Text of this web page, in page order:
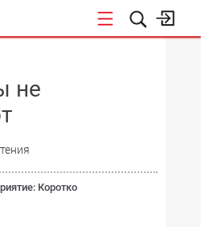
не
Коротко